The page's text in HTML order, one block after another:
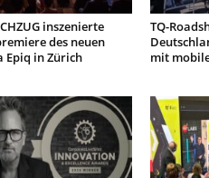
inszenierte
des neuen
Epiq in Zürich
TQ-
mit